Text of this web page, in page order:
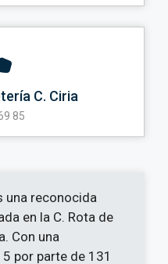
C. Ciria
85
una reconocida
en la C. Rota de
Con una
por parte de 131